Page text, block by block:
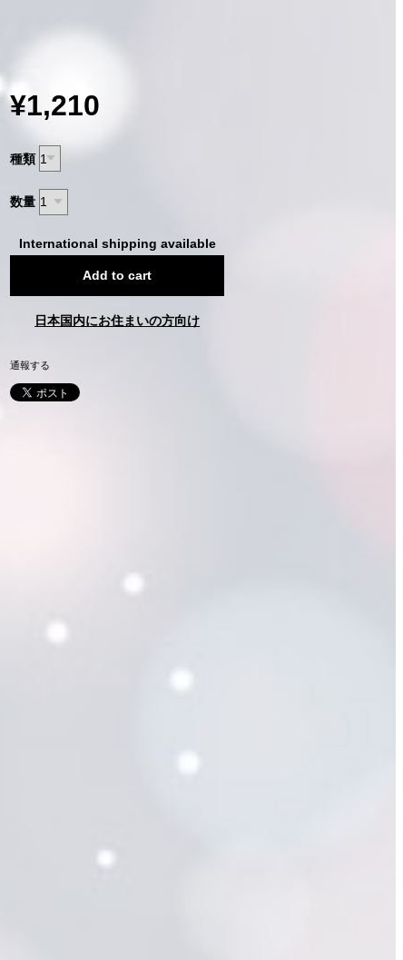
¥1,210
種類
数量
International shipping available
Add to cart
日本国内にお住まいの方向け
通報する